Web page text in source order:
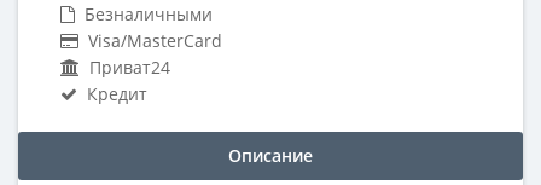
Безналичными
Visa/MasterCard
Приват24
Кредит
Описание